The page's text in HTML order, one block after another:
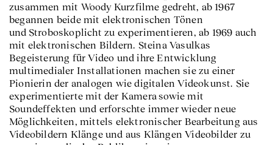
zusammen mit Woody Kurzfilme gedreht, ab 1967
begannen beide mit elektronischen Tönen
und Stroboskoplicht zu experimentieren, ab 1969 auch
mit elektronischen Bildern. Steina Vasulkas
Begeisterung für Video und ihre Entwicklung
multimedialer Installationen machen sie zu einer
Pionierin der analogen wie digitalen Videokunst. Sie
experimentierte mit der Kamera sowie mit
Soundeffekten und erforschte immer wieder neue
Möglichkeiten, mittels elektronischer Bearbeitung aus
Videobildern Klänge und aus Klängen Videobilder zu